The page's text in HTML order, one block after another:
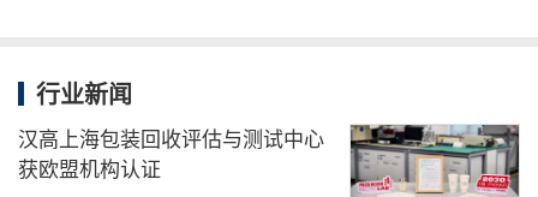
行业新闻
汉高上海包装回收评估与测试中心
获欧盟机构认证